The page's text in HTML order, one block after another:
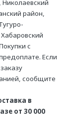
район,
с
Если
сообщите
в
от 30 000